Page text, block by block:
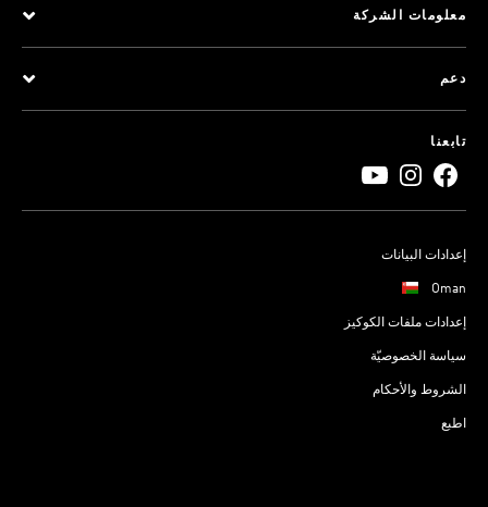
معلومات الشركة
دعم
تابعنا
إعدادات البيانات
Oman
إعدادات ملفات الكوكيز
سياسة الخصوصيّة
الشروط والأحكام
اطبع